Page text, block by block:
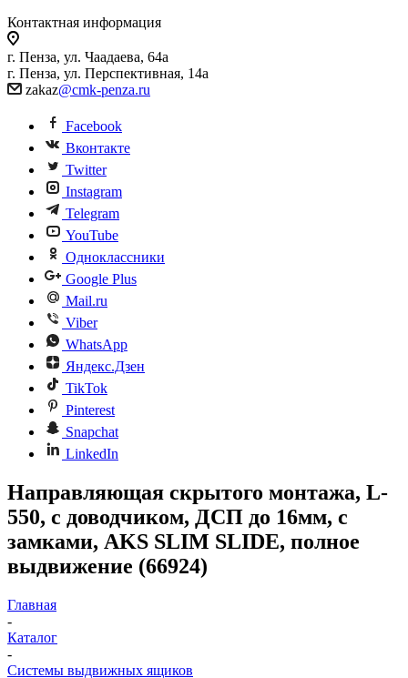
Контактная информация
г. Пенза, ул. Чаадаева, 64а
г. Пенза, ул. Перспективная, 14а
zakaz@cmk-penza.ru
Facebook
Вконтакте
Twitter
Instagram
Telegram
YouTube
Одноклассники
Google Plus
Mail.ru
Viber
WhatsApp
Яндекс.Дзен
TikTok
Pinterest
Snapchat
LinkedIn
Направляющая скрытого монтажа, L-
550, с доводчиком, ДСП до 16мм, с
замками, AKS SLIM SLIDE, полное
выдвижение (66924)
Главная
-
Каталог
-
Системы выдвижных ящиков